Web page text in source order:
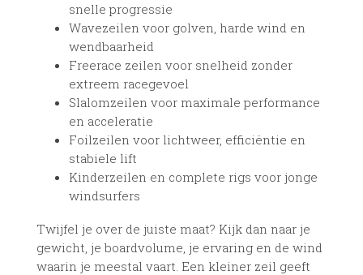
snelle progressie
Wavezeilen voor golven, harde wind en
wendbaarheid
Freerace zeilen voor snelheid zonder
extreem racegevoel
Slalomzeilen voor maximale performance
en acceleratie
Foilzeilen voor lichtweer, efficiëntie en
stabiele lift
Kinderzeilen en complete rigs voor jonge
windsurfers
Twijfel je over de juiste maat? Kijk dan naar je
gewicht, je boardvolume, je ervaring en de wind
waarin je meestal vaart. Een kleiner zeil geeft